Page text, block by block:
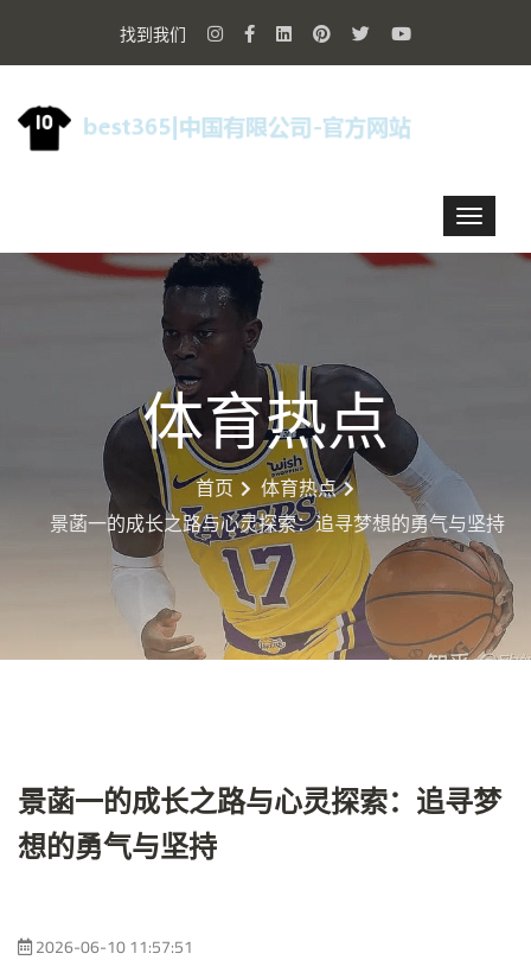
找到我们
体育热点
首页
体育热点
景菡一的成长之路与心灵探索：追寻梦想的勇气与坚持
景菡一的成长之路与心灵探索：追寻梦
想的勇气与坚持
2026-06-10 11:57:51